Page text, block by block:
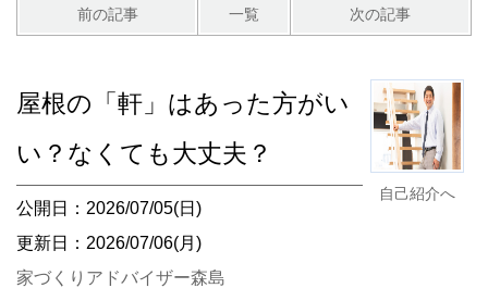
前の記事 一覧 次の記事
自己紹介へ
屋根の「軒」はあった方がい
い？なくても大丈夫？
公開日：2026/07/05(日)
更新日：2026/07/06(月)
家づくりアドバイザー森島